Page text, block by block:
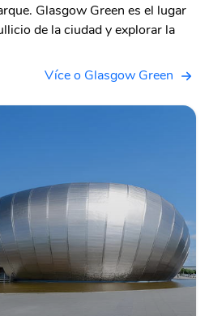
Glasgow Green es el lugar
de la ciudad y explorar la
Více o Glasgow Green